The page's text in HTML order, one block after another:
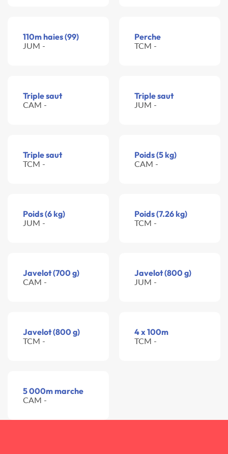
110m haies (99)
JUM -
Perche
TCM -
Triple saut
CAM -
Triple saut
JUM -
Triple saut
TCM -
Poids (5 kg)
CAM -
Poids (6 kg)
JUM -
Poids (7.26 kg)
TCM -
Javelot (700 g)
CAM -
Javelot (800 g)
JUM -
Javelot (800 g)
TCM -
4 x 100m
TCM -
5 000m marche
CAM -